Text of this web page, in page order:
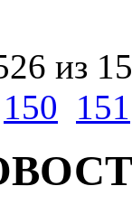
из
150 151